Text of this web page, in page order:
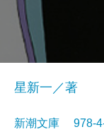
星新一／著
新潮文庫 978-